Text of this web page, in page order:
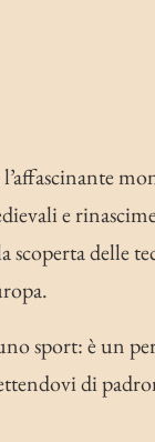
e
scoperta delle
sport: è un
di